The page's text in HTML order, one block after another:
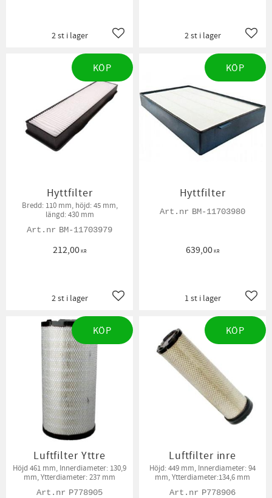
Lägg till i favoriter
2 st i lager 2 st i lager
Hyttfilter
Bredd: 110 mm, höjd: 45 mm,
längd: 430 mm
BM-11703979
212,00KR
Lägg till i favoriter
2 st i lager
KÖP
Hyttfilter
BM-11703980
639,00KR
1 st i lager
KÖP
Luftfilter Yttre
Höjd 461 mm, Innerdiameter: 130,9
mm, Ytterdiameter: 237 mm
P778905
KÖP
Luftfilter inre
Höjd: 449 mm, Innerdiameter: 94
mm, Ytterdiameter:134,6 mm
P778906
KÖP